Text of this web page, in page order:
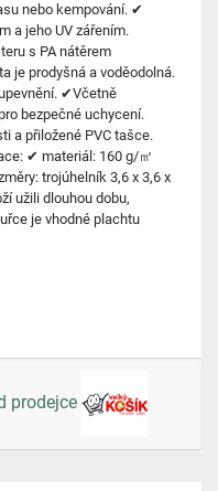
nebo kempování. ✔
a jeho UV zářením.
s PA nátěrem
je prodyšná a voděodolná.
✔Včetně
bezpečné uchycení.
a přiložené PVC tašce.
✔ materiál: 160 g/㎡
trojúhelník 3,6 x 3,6 x
užili dlouhou dobu,
je vhodné plachtu
prodejce